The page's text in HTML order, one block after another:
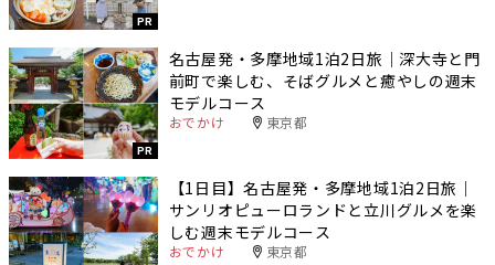
PR
PR
名古屋発・多摩地域1泊2日旅｜深大寺と門
前町で楽しむ、そばグルメと癒やしの週末
モデルコース
おでかけ 東京都
【1日目】名古屋発・多摩地域1泊2日旅｜
サンリオピューロランドと立川グルメを楽
しむ週末モデルコース
おでかけ 東京都